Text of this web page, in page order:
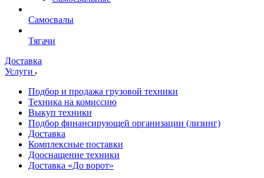
Самосвалы
Тягачи
Доставка
Услуги
Подбор и продажа грузовой техники
Техника на комиссию
Выкуп техники
Подбор финансирующей организации (лизинг)
Доставка
Комплексные поставки
Дооснащение техники
Доставка «До ворот»